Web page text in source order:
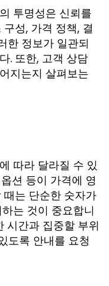
투명성은 신뢰를
성, 가격 정책, 결
한 정보가 일관되
. 또한, 고객 상담
지는지 살펴보는
따라 달라질 수 있
션 등이 가격에 영
때는 단순한 숫자가
는 것이 중요합니
시간과 집중할 부위
도록 안내를 요청